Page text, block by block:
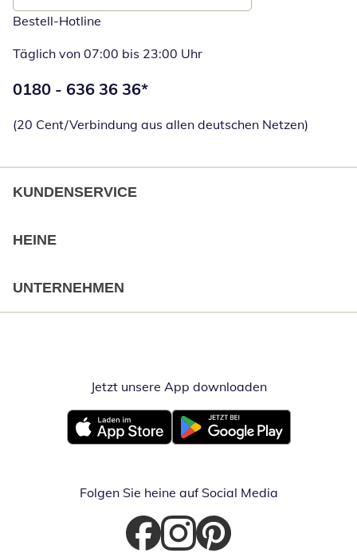
Bestell-Hotline
Täglich von 07:00 bis 23:00 Uhr
Telefonnummer:
0180 - 636 36 36*
(20 Cent/Verbindung aus allen deutschen Netzen)
KUNDENSERVICE
HEINE
UNTERNEHMEN
Jetzt unsere App downloadenÖffnet in
Öffnet in neuem FensterÖffnet in neuem Fenster
Folgen Sie heine auf Social Media